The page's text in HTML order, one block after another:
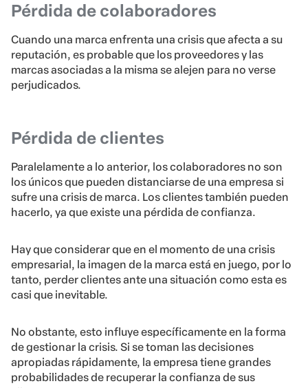
Pérdida de colaboradores
Cuando una marca enfrenta una crisis que afecta a su
reputación, es probable que los proveedores y las
marcas asociadas a la misma se alejen para no verse
perjudicados.
Pérdida de clientes
Paralelamente a lo anterior, los colaboradores no son
los únicos que pueden distanciarse de una empresa si
sufre una crisis de marca. Los clientes también pueden
hacerlo, ya que existe una pérdida de confianza.
Hay que considerar que en el momento de una crisis
empresarial, la imagen de la marca está en juego, por lo
tanto, perder clientes ante una situación como esta es
casi que inevitable.
No obstante, esto influye específicamente en la forma
de gestionar la crisis. Si se toman las decisiones
apropiadas rápidamente, la empresa tiene grandes
probabilidades de recuperar la confianza de sus